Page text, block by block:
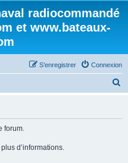
radiocommandé
et www.bateaux-
Connexion
S’enregistrer
forum.
d’informations.